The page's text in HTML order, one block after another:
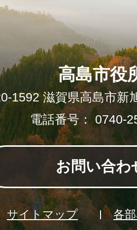
高島市役
1592 滋賀県高島市新
電話番号： 0740-
お問い合わ
サイトマップ
各